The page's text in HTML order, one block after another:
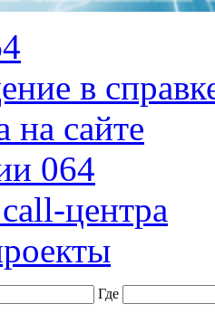
в
на сайте
064
центра
Где